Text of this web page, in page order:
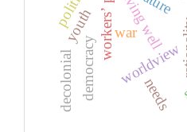
living well
worldview
democracy
war
youth
needs
decolonial